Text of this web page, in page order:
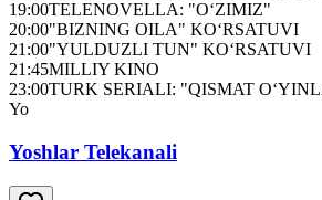
19:00TELENOVELLA: "O‘ZIMIZ"
20:00"BIZNING OILA" KO‘RSATUVI
21:00"YULDUZLI TUN" KO‘RSATUVI
21:45MILLIY KINO
23:00TURK SERIALI: "QISMAT
Yo
Yoshlar Telekanali